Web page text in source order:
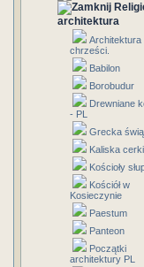
architektura
Architektura
chrześci.
Babilon
Borobudur
Drewniane
- PL
Grecka
Kaliska
Kościoły
Kościół w
Kosieczynie
Paestum
Panteon
Początki
architektury PL